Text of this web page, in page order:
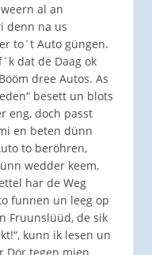
al an
denn na us
to´t Auto güngen.
dat de Daag ok
dree Autos. As
besett un blots
eng, doch passt
en beten dünn
to beröhren,
wedder keem,
har de Weg
funnen un leeg op
Fruunslüüd, de sik
kunn ik lesen un